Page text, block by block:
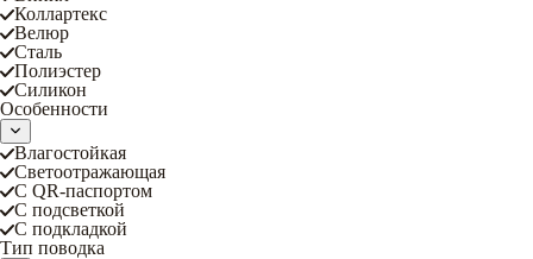
Коллартекс
Велюр
Сталь
Полиэстер
Силикон
Особенности
Влагостойкая
Светоотражающая
С QR-паспортом
С подсветкой
С подкладкой
Тип поводка